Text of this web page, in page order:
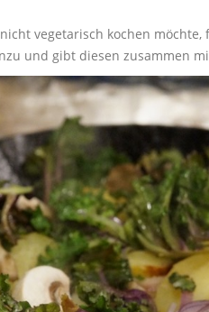
vegetarisch kochen
und gibt diesen zusammen